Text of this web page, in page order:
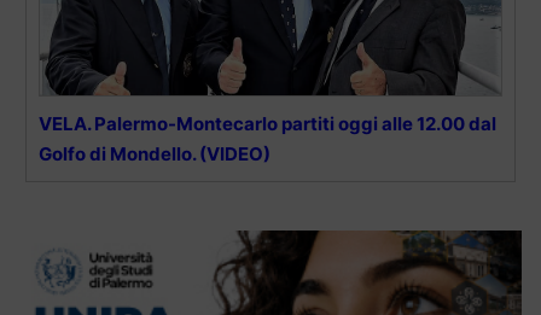
VELA. Palermo-Montecarlo partiti oggi alle 12.00 dal
Golfo di Mondello. (VIDEO)